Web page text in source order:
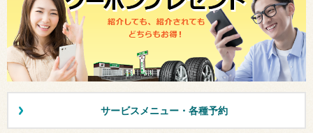
サービスメニュー・各種予約